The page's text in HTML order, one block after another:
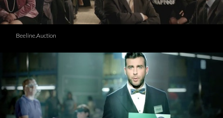
Beeline.Auction